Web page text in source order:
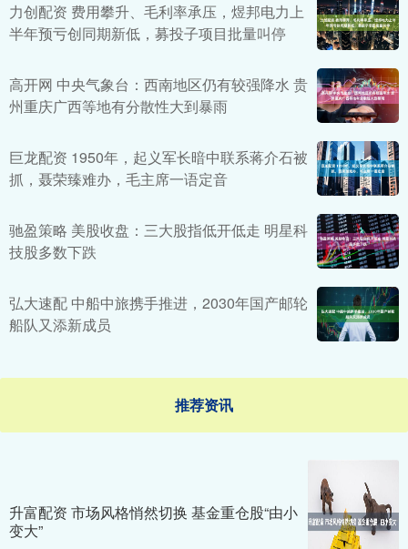
力创配资 费用攀升、毛利率承压，煜邦电力上
半年预亏创同期新低，募投子项目批量叫停
高开网 中央气象台：西南地区仍有较强降水 贵
州重庆广西等地有分散性大到暴雨
巨龙配资 1950年，起义军长暗中联系蒋介石被
抓，聂荣臻难办，毛主席一语定音
驰盈策略 美股收盘：三大股指低开低走 明星科
技股多数下跌
弘大速配 中船中旅携手推进，2030年国产邮轮
船队又添新成员
推荐资讯
升富配资 市场风格悄然切换 基金重仓股“由小
变大”